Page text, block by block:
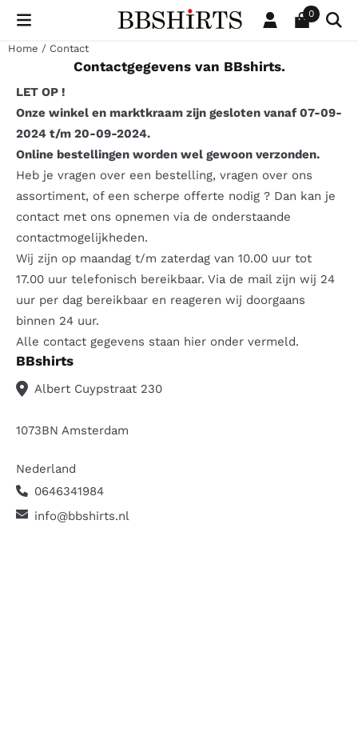
Cookievoorkeuren zijn beschikbaar. Kies instellingen of sta
0
Home / Contact
Contactgegevens van BBshirts.
LET OP !
Onze winkel en marktkraam zijn gesloten vanaf 07-09-
2024 t/m 20-09-2024.
Online bestellingen worden wel gewoon verzonden.
Heb je vragen over een bestelling, vragen over ons
assortiment, of een scherpe offerte nodig ? Dan kan je
contact met ons opnemen via de onderstaande
contactmogelijkheden.
Wij zijn op maandag t/m zaterdag van 10.00 uur tot
17.00 uur telefonisch bereikbaar. Via de mail zijn wij 24
uur per dag bereikbaar en reageren wij doorgaans
binnen 24 uur.
Alle contact gegevens staan hier onder vermeld.
BBshirts
Albert Cuypstraat 230
1073BN Amsterdam
Nederland
0646341984
info@bbshirts.nl